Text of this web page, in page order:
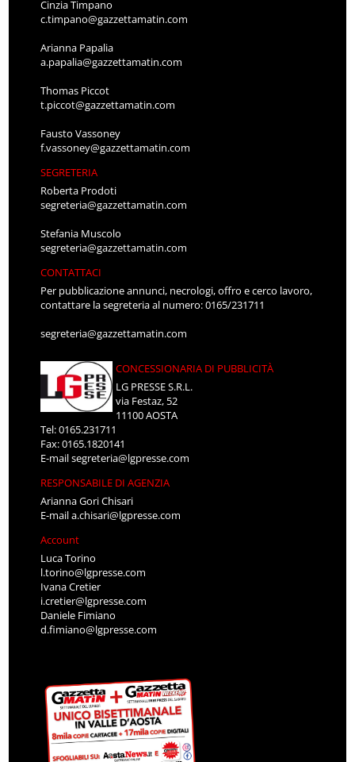
Cinzia Timpano
c.timpano@gazzettamatin.com
Arianna Papalia
a.papalia@gazzettamatin.com
Thomas Piccot
t.piccot@gazzettamatin.com
Fausto Vassoney
f.vassoney@gazzettamatin.com
SEGRETERIA
Roberta Prodoti
segreteria@gazzettamatin.com
Stefania Muscolo
segreteria@gazzettamatin.com
CONTATTACI
Per pubblicazione annunci, necrologi, offro e cerco lavoro,
contattare la segreteria al numero: 0165/231711
segreteria@gazzettamatin.com
CONCESSIONARIA DI PUBBLICITÀ
LG PRESSE S.R.L.
via Festaz, 52
11100 AOSTA
Tel: 0165.231711
Fax: 0165.1820141
E-mailsegreteria@lgpresse.com
RESPONSABILE DI AGENZIA
Arianna Gori Chisari
E-maila.chisari@lgpresse.com
Account
Luca Torino
l.torino@lgpresse.com
Ivana Cretier
i.cretier@lgpresse.com
Daniele Fimiano
d.fimiano@lgpresse.com